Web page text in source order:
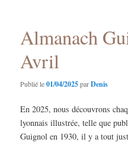
Almanach
Avril
Publié le01/04/2025parDenis
En 2025, nous découvrons
lyonnais illustrée, telle que
Guignol en 1930, il y a tout